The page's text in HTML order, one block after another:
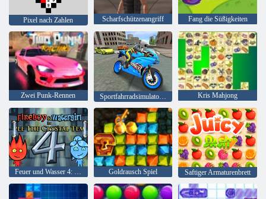
Pixel nach Zahlen Scharfschützenangriff Fang die Süßigkeiten
Zwei Punk-Rennen Sportfahrradsimulator Drift 3d Kris Mahjong
Feuer und Wasser 4: Kristalltempel Goldrausch Spiel Saftiger Armaturenbrett